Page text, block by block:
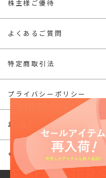
株主様ご優待
よくあるご質問
特定商取引法
プライバシーポリシー
お問い合わせ
サイトマップ